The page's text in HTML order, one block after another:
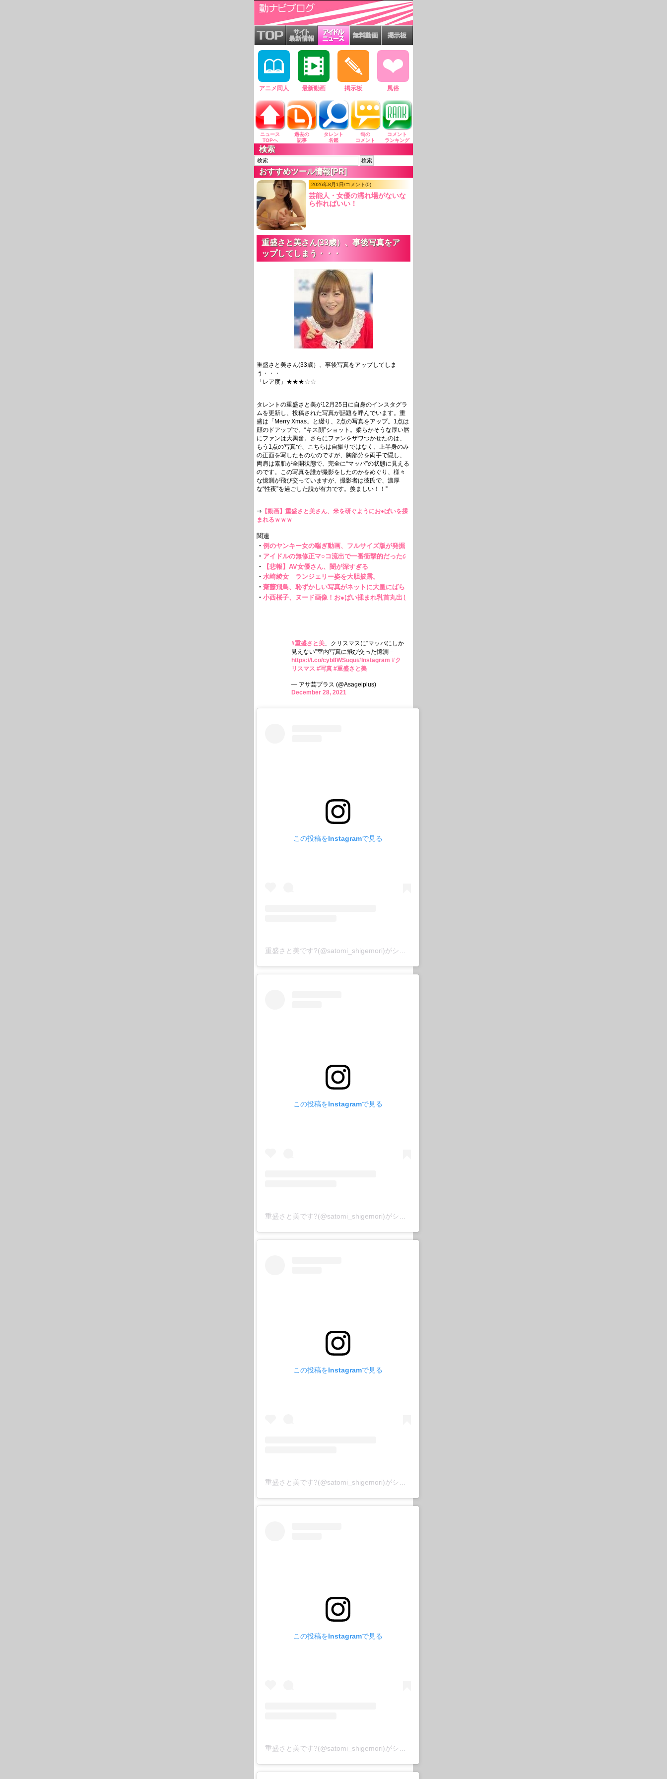
アニメ同人 最新動画 掲示板 風俗
ニュース
TOPへ
過去の
記事
タレント
名鑑
旬の
コメント
コメント
ランキング
検索
おすすめツール情報[PR]
2026年8月1日/コメント(0)
芸能人・女優の濡れ場がないな
ら作ればいい！
重盛さと美さん(33歳）、事後写真をア
ップしてしまう・・・
重盛さと美さん(33歳）、事後写真をアップしてしま
う・・・
「レア度」★★★☆☆
タレントの重盛さと美が12月25日に自身のインスタグラ
ムを更新し、投稿された写真が話題を呼んでいます。重
盛は「Merry Xmas」と綴り、2点の写真をアップ。1点は
顔のドアップで、“キス顔”ショット。柔らかそうな厚い唇
にファンは大興奮。さらにファンをザワつかせたのは、
もう1点の写真で、こちらは自撮りではなく、上半身のみ
の正面を写したものなのですが、胸部分を両手で隠し、
両肩は素肌が全開状態で、完全に“マッパ”の状態に見える
のです。この写真を誰が撮影をしたのかをめぐり、様々
な憶測が飛び交っていますが、撮影者は彼氏で、濃厚
な“性夜”を過ごした説が有力です。羨ましい！！”
⇒ 【動画】重盛さと美さん、米を研ぐようにお●ぱいを揉
まれるｗｗｗ
#重盛さと美、クリスマスに“マッパにしか
見えない”室内写真に飛び交った憶測 –
https://t.co/cyb8WSuqui#Instagram #ク
リスマス #写真 #重盛さと美
— アサ芸プラス (@Asageiplus)
December 28, 2021
この投稿をInstagramで見る
この投稿をInstagramで見る
重盛さと美です?(@satomi_shigemori)がシェアした投稿
この投稿をInstagramで見る
この投稿をInstagramで見る